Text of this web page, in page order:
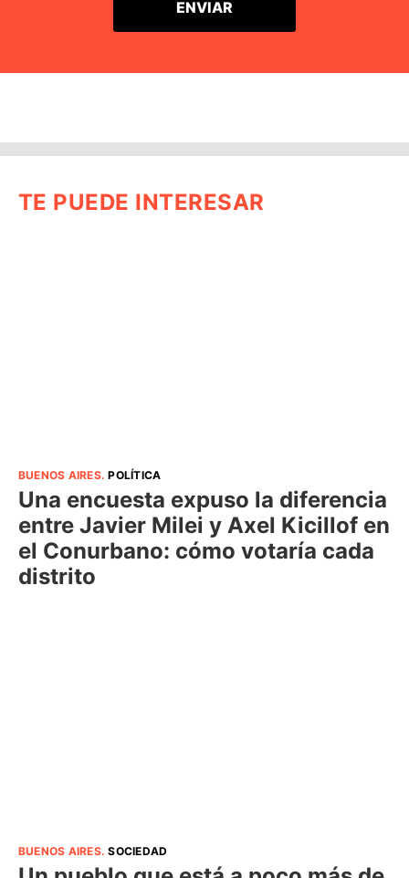
TE PUEDE INTERESAR
BUENOS AIRES.POLÍTICA
Una encuesta expuso la diferencia
entre Javier Milei y Axel Kicillof en
el Conurbano: cómo votaría cada
distrito
BUENOS AIRES.SOCIEDAD